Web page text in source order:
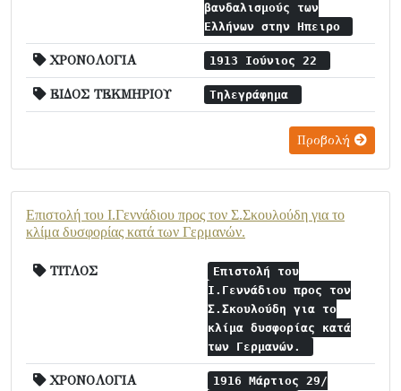
βανδαλισμούς των
Ελλήνων στην Ηπειρο
ΧΡΟΝΟΛΟΓΙΑ 1913 Ιούνιος 22
ΕΙΔΟΣ ΤΕΚΜΗΡΙΟΥ Τηλεγράφημα
Προβολή
Επιστολή του Ι.Γεννάδιου προς τον Σ.Σκουλούδη για το
κλίμα δυσφορίας κατά των Γερμανών.
ΤΙΤΛΟΣ
Επιστολή του
Ι.Γεννάδιου προς τον
Σ.Σκουλούδη για το
κλίμα δυσφορίας κατά
των Γερμανών.
ΧΡΟΝΟΛΟΓΙΑ 1916 Μάρτιος 29/